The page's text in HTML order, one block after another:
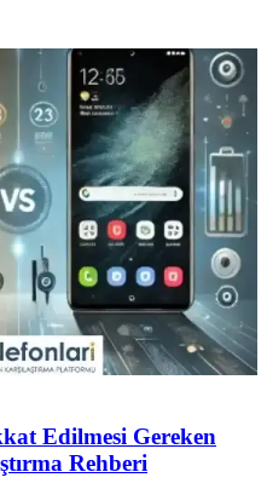
Edilmesi Gereken
Rehberi